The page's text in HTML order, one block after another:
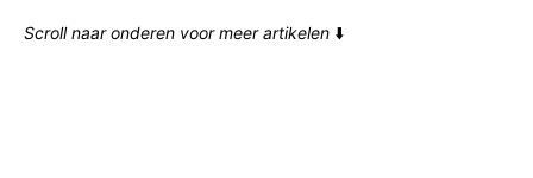
Scroll naar onderen voor meer artikelen ⬇️